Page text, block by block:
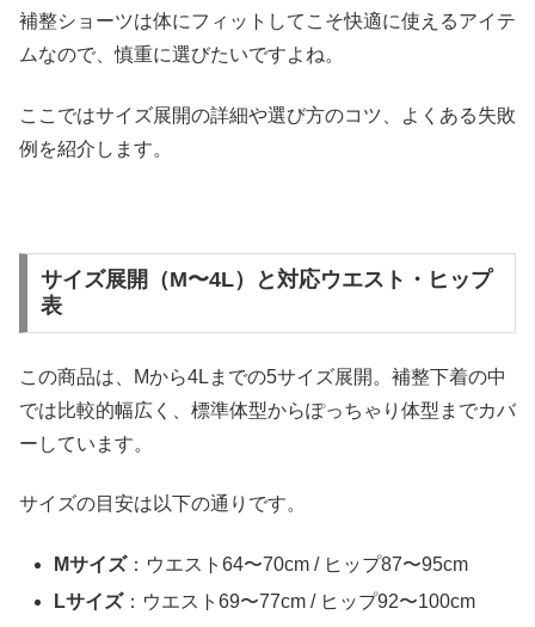
補整ショーツは体にフィットしてこそ快適に使えるアイテ
ムなので、慎重に選びたいですよね。
ここではサイズ展開の詳細や選び方のコツ、よくある失敗
例を紹介します。
サイズ展開（M〜4L）と対応ウエスト・ヒップ
表
この商品は、Mから4Lまでの5サイズ展開。補整下着の中
では比較的幅広く、標準体型からぽっちゃり体型までカバ
ーしています。
サイズの目安は以下の通りです。
Mサイズ：ウエスト64〜70cm / ヒップ87〜95cm
Lサイズ：ウエスト69〜77cm / ヒップ92〜100cm